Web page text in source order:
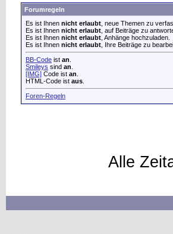
Forumregeln
Es ist Ihnen nicht erlaubt , neue Themen zu
Es ist Ihnen nicht erlaubt , auf Beiträge zu
Es ist Ihnen nicht erlaubt , Anhänge hochzuladen.
Es ist Ihnen nicht erlaubt , Ihre Beiträge zu
BB-Code ist an
Smileys sind an
[IMG] Code ist an
HTML-Code ist aus
Foren-Regeln
Alle